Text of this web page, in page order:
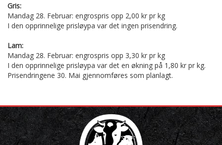
Gris:
Mandag 28. Februar: engrospris opp 2,00 kr pr kg
I den opprinnelige prisløypa var det ingen prisendring.
Lam:
Mandag 28. Februar: engrospris opp 3,30 kr pr kg
I den opprinnelige prisløypa var det en økning på 1,80 kr pr kg.
Prisendringene 30. Mai gjennomføres som planlagt.